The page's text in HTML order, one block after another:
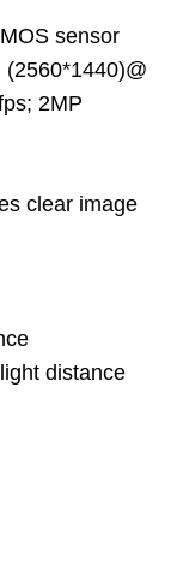
sensor
(2560*1440)@
2MP
clear image
distance